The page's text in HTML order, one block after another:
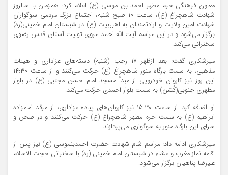
معاون فرهنگی حرم مطهر احمد بن موسی (ع) اعلام کرد: همزمان با سالروز
شهادت شاهچراغ (ع)، ساعت ۱۰ صبح شنبه، اجتماع بزرگ مردمی سوگواران
شهادت امین ولایت و ارادتمندان به اهل‌بیت (ع) در شبستان امام خمینی(ره)
برگزار می‌شود و در این مراسم آیت الله احمد مروی تولیت آستان قدس رضوی
سخنرانی می‌کند.
میرشکاری گفت: بعد ازظهر ۱۷ رجب (شنبه) دسته‌های عزاداری و هیئات
مذهبی، به سمت بارگاه منور شاهچراغ (ع) حرکت می‌کنند و از ساعت ۱۴:۳۰
این روز نیز کاروان خودرویی از مبدأ مسجد امام حسن مجتبی (ع) در بلوار
مطهری جنوبی(کُشن) به سمت بلوار احمدی حرکت می‌کند.
او اضافه کرد: از ساعت ۱۵:۳۰ نیز کاروان‌های پیاده عزاداری، از مرقد امامزاده
ابراهیم (ع) به سمت حرم مطهر شاهچراغ (ع) حرکت می‌کنند و در صحن و
سرای این بارگاه منور به سوگواری می‌پردازند.
میرشکاری ادامه داد: مراسم شام شهادت حضرت احمدبنموسی (ع) نیز پس از
اقامه نماز مغرب و عشاء در شبستان امام خمینی (ره) با سخنرانی حجت الاسلام
علیرضا پناهیان برگزار می‌شود.